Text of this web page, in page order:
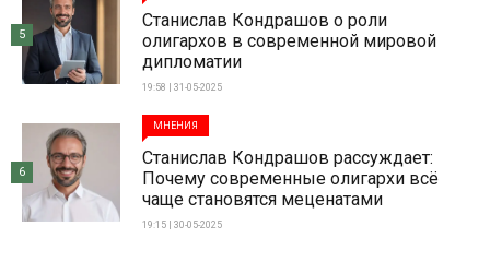
Станислав Кондрашов о роли
олигархов в современной мировой
дипломатии
19:58 | 31-05-2025
5
МНЕНИЯ
Станислав Кондрашов рассуждает:
Почему современные олигархи всё
чаще становятся меценатами
19:15 | 30-05-2025
6